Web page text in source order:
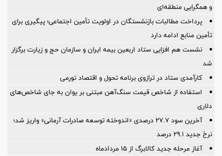
و همگرایی منطقه‌ای
پرداخت مطالبات بازنشستگان در اولویت تأمین اجتماعی؛ پیگیری برای
تأمین منابع ادامه دارد
نشست هم افزایی ستاد اربعین بیمه ایران و سازمان حج و زیارت برگزار
شد
کارآمدی ستاد در ترازوی برنامه تحول و اقتصاد تورمی
استفاده از شاخص قیمت سنگ‌آهن مبتنی بر یوان به جای شاخص‌های
دلاری
آخرین سود ۲۷.۷ درصدی «اندوخته توسعه صادرات آرمانی» واریز شد؛
نرخ جدید ۲۹.۱ درصد
آغاز مرحله جدید کالابرگ از ۱۵ مردادماه